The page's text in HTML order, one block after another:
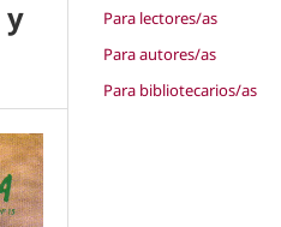
y
Para lectores/as
Para autores/as
Para bibliotecarios/as